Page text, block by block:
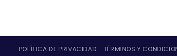
POLÍTICA DE PRIVACIDAD TÉRMINOS Y